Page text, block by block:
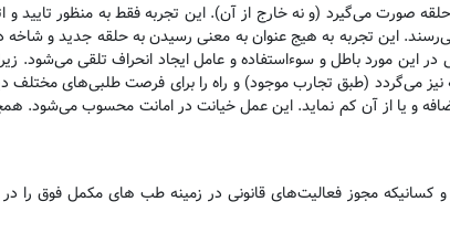
می‌گیرد (و نه خارج از آن). این تجربه فقط به منظور تایید و
این تجربه به هیج عنوان به معنی رسیدن به حلقه جدید و شاخه
مورد باطل و سوءاستفاده و عامل ایجاد انحراف تلقی می‌شود.
می‌گردد (طبق تجارب موجود) و راه را برای فرصت طلبی‌های مختلف
و یا از آن کم نماید. این عمل خیانت در امانت محسوب می‌شود.
کسانیکه مجوز فعالیت‌های قانونی در زمینه طب های مکمل فوق را